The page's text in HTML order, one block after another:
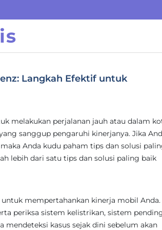
Langkah Efektif untuk
melakukan perjalanan jauh atau dalam
sanggup pengaruhi kinerjanya. Jika
Anda kudu paham tips dan solusi
lebih dari satu tips dan solusi paling baik
mempertahankan kinerja mobil Anda.
periksa sistem kelistrikan, sistem
mendeteksi kasus sejak dini sebelum akan